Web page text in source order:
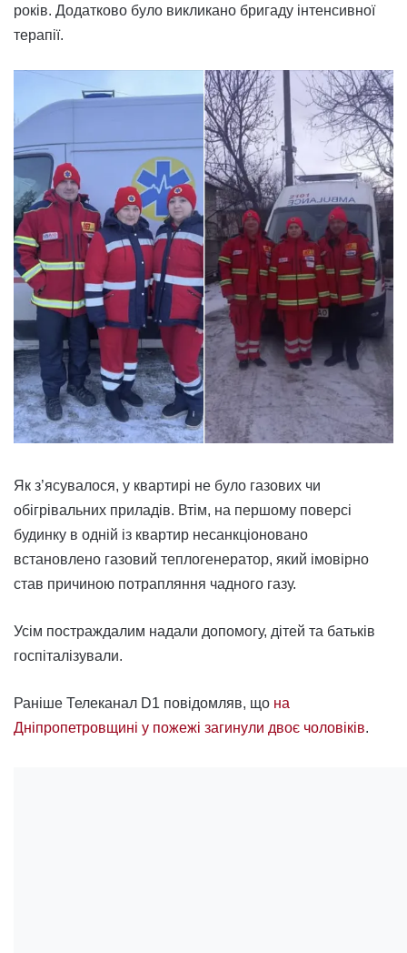
років. Додатково було викликано бригаду інтенсивної
терапії.
Як з’ясувалося, у квартирі не було газових чи
обігрівальних приладів. Втім, на першому поверсі
будинку в одній із квартир несанкціоновано
встановлено газовий теплогенератор, який імовірно
став причиною потрапляння чадного газу.
Усім постраждалим надали допомогу, дітей та батьків
госпіталізували.
Раніше Телеканал D1 повідомляв, що на
Дніпропетровщині у пожежі загинули двоє чоловіків.